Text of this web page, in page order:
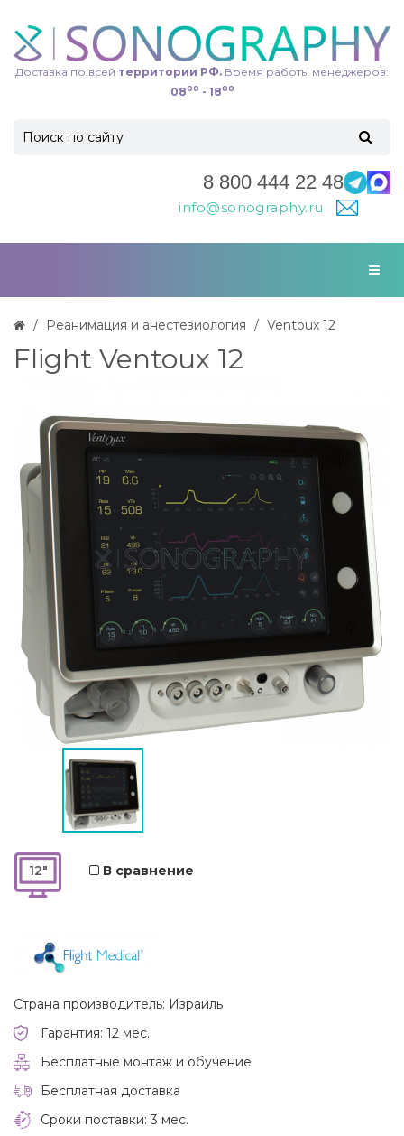
Доставка по всей территории РФ. Время работы менеджеров:
0800 - 1800
8 800 444 22 48
info@sonography.ru
Реанимация и анестезиология Ventoux 12
Flight Ventoux 12
12" В сравнение
Страна производитель: Израиль
Гарантия: 12 мес.
Бесплатные монтаж и обучение
Бесплатная доставка
Сроки поставки: 3 мес.